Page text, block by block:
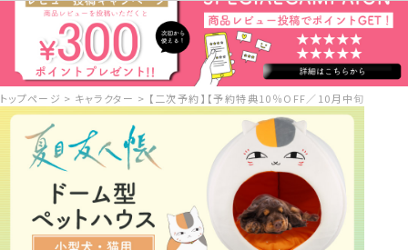
トップページ キャラクター 【二次予約】【予約特典10％OFF／10月中旬以降